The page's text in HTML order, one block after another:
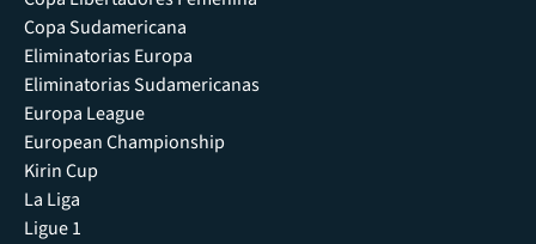
Copa Sudamericana
Eliminatorias Europa
Eliminatorias Sudamericanas
Europa League
European Championship
Kirin Cup
La Liga
Ligue 1